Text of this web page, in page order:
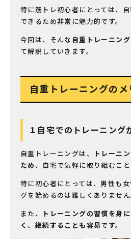
特に筋トレ初心者にとっては、
できるため非常に魅力的です。
今回は、そんな 自重トレーニング
て解説していきます。
自重トレーニングのメ
１自宅でのトレーニング
自重トレーニングは、
トレーニ
ため 、自宅で気軽に取り組むこと
特に初心者にとっては、男性も
グを始めるのは難しくありません
また、
トレーニングの習慣を身
く 、 継続することも容易です。